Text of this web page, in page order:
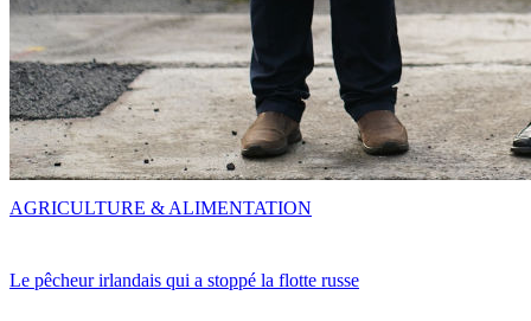
Le pêcheur irlandais qui a stoppé la flotte russe
AGRICULTURE & ALIMENTATION